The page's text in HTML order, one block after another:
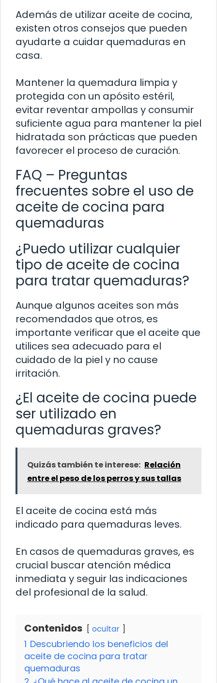
Además de utilizar aceite de cocina,
existen otros consejos que pueden
ayudarte a cuidar quemaduras en
casa.
Mantener la quemadura limpia y
protegida con un apósito estéril,
evitar reventar ampollas y consumir
suficiente agua para mantener la piel
hidratada son prácticas que pueden
favorecer el proceso de curación.
FAQ – Preguntas
frecuentes sobre el uso de
aceite de cocina para
quemaduras
¿Puedo utilizar cualquier
tipo de aceite de cocina
para tratar quemaduras?
Aunque algunos aceites son más
recomendados que otros, es
importante verificar que el aceite que
utilices sea adecuado para el
cuidado de la piel y no cause
irritación.
¿El aceite de cocina puede
ser utilizado en
quemaduras graves?
Quizás también te interese: Relación
entre el peso de los perros y sus tallas
El aceite de cocina está más
indicado para quemaduras leves.
En casos de quemaduras graves, es
crucial buscar atención médica
inmediata y seguir las indicaciones
del profesional de la salud.
Contenidos ocultar
1 Descubriendo los beneficios del
aceite de cocina para tratar
quemaduras